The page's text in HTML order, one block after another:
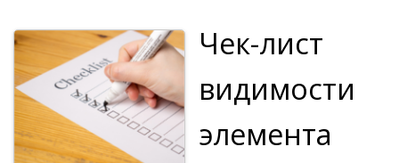
Чек-лист
видимости
элемента